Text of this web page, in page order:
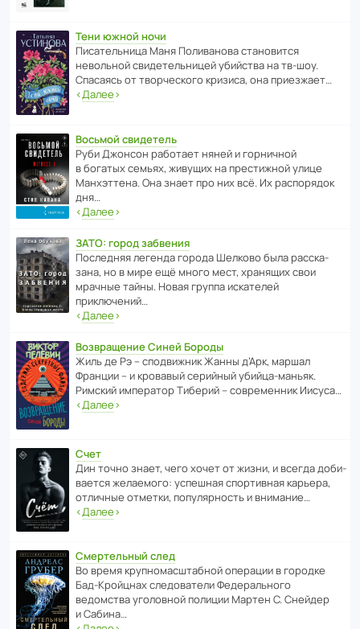
Тени южной ночи
Писа­тель­ница Маня Поли­ва­нова стано­вится
невольной свиде­тель­ницей убийства на тв-шоу.
Спасаясь от твор­че­с­кого кризиса, она приезжает…
‹Далее›
Восьмой свидетель
Руби Джонсон рабо­тает няней и горни­чной
в богатых семьях, живущих на прес­ти­жной улице
Манх­эт­тена. Она знает про них всё. Их распо­рядок
дня…
‹Далее›
ЗАТО: город забвения
После­дняя легенда города Шелково была расска­
зана, но в мире ещё много мест, хранящих свои
мрачные тайны. Новая группа иска­телей
приключений…
‹Далее›
Возвращение Синей Бороды
Жиль де Рэ – спод­ви­жник Жанны д’Арк, маршал
Франции – и кровавый серийный убийца-маньяк.
Римский импе­ратор Тиберий – совре­менник Иисуса…
‹Далее›
Счет
Дин точно знает, чего хочет от жизни, и всегда доби­
ва­ется жела­е­мого: успе­шная спор­ти­вная карьера,
отли­чные отметки, попу­ля­р­ность и внимание…
‹Далее›
Смертельный след
Во время круп­но­мас­ш­та­бной операции в городке
Бад‑Крой­цнах следо­ва­тели Феде­раль­ного
ведомства уголо­вной полиции Мартен С. Снейдер
и Сабина…